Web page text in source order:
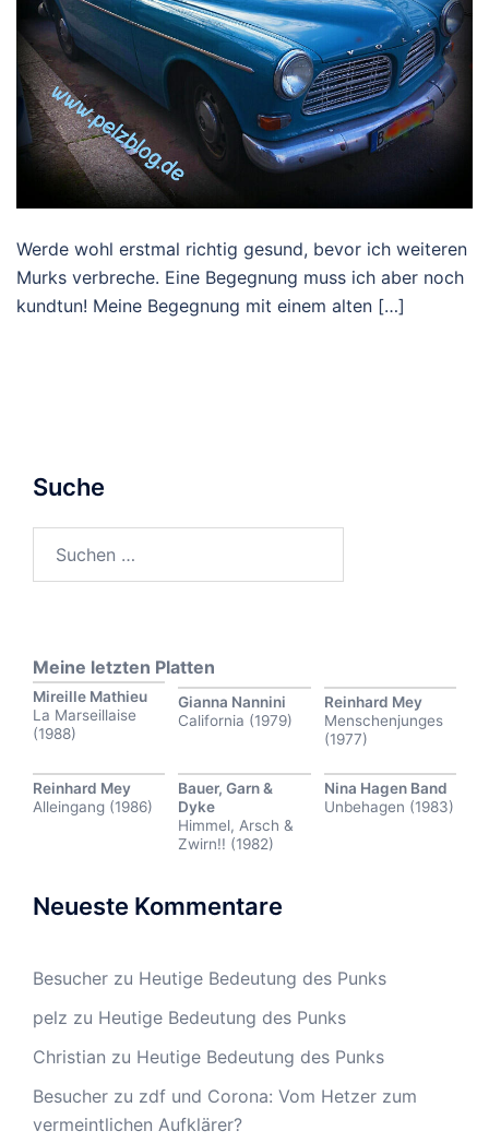
Werde wohl erstmal richtig gesund, bevor ich weiteren
Murks verbreche. Eine Begegnung muss ich aber noch
kundtun! Meine Begegnung mit einem alten […]
Suche
nach:
Meine letzten Platten
Mireille Mathieu
La Marseillaise
(1988)
Gianna Nannini
California (1979)
Reinhard Mey
Menschenjunges
(1977)
Reinhard Mey
Alleingang (1986)
Bauer, Garn &
Dyke
Himmel, Arsch &
Zwirn!! (1982)
Nina Hagen Band
Unbehagen (1983)
Neueste Kommentare
Besucher zu Heutige Bedeutung des Punks
pelz zu Heutige Bedeutung des Punks
Christian zu Heutige Bedeutung des Punks
Besucher zu zdf und Corona: Vom Hetzer zum
vermeintlichen Aufklärer?